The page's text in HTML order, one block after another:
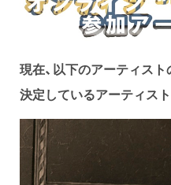
現在、以下のアーティス
決定しているアーティス